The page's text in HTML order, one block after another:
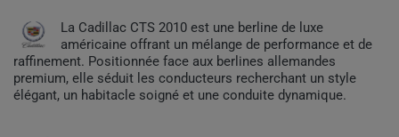
La Cadillac CTS 2010 est une berline de luxe
américaine offrant un mélange de performance et de
raffinement. Positionnée face aux berlines allemandes
premium, elle séduit les conducteurs recherchant un style
élégant, un habitacle soigné et une conduite dynamique.